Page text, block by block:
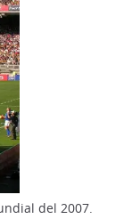
del 2007.